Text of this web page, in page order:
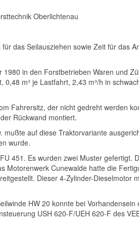
Oberlichtenau
das Seilausziehen sowie Zeit für das
in den Forstbetrieben Waren und
m³ je Lastfahrt, 2,43 m³/h in
Fahrersitz, der nicht gedreht werden
Rückwand montiert.
auf diese Traktorvariante
wurde.
451. Es wurden zwei Muster gefertigt.
Motorenwerk Cunewalde hatte die
Dieser 4-Zylinder-Dieselmotor
HW 20 konnte bei Vorhandensein
USH 620-F/UEH 620-F des